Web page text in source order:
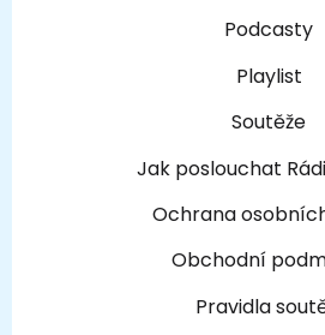
Podcasty
Playlist
Soutěže
Jak poslouchat
Ochrana
Obchodní
Pravidla